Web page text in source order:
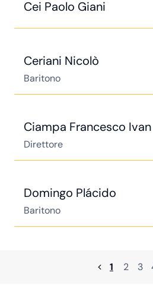
Cei Paolo Giani
Ceriani Nicolò
Baritono
Ciampa Francesco Ivan
Direttore
Domingo Plácido
Baritono
1 2 3